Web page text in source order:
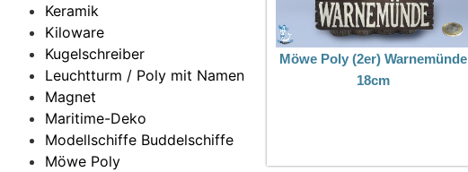
Keramik
Kiloware
Kugelschreiber
Leuchtturm / Poly mit Namen
Magnet
Maritime-Deko
Modellschiffe Buddelschiffe
Möwe Poly
Möwe Poly (2er) Warnemünde
18cm